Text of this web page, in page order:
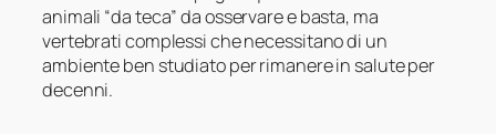
animali “da teca” da osservare e basta, ma
vertebrati complessi che necessitano di un
ambiente ben studiato per rimanere in salute per
decenni.